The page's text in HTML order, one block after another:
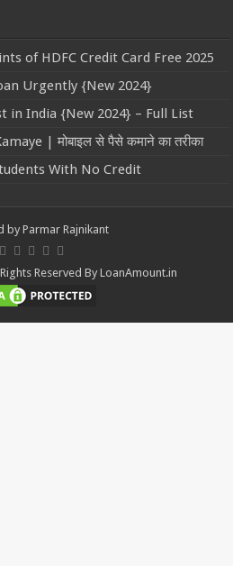
of HDFC Credit Card Free 2025
Urgently {New 2024}
in India {New 2024} – Full List
| मोबाइल से पैसे कमाने का तरीका
With No Credit
by Parmar Rajnikant
Reserved By LoanAmount.in